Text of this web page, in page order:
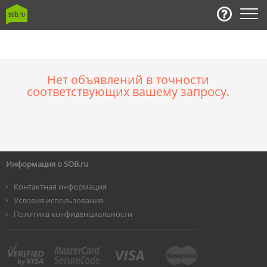
Нет объявлений в точности
соответствующих вашему запросу.
Информация о SOB.ru
Контактная информация
Условия использования
Политика конфиденциальности